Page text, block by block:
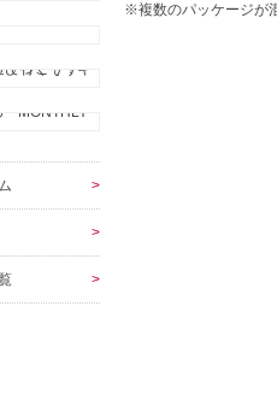
※複数のパッケージが